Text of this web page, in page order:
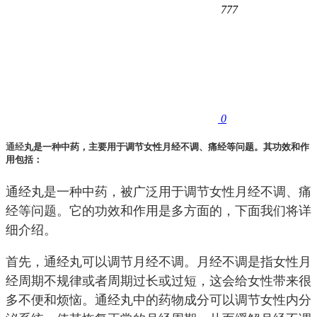
777
0
通经丸是一种中药，主要用于调节女性月经不调、痛经等问题。其功效和作
用包括：
通经丸是一种中药，被广泛用于调节女性月经不调、痛
经等问题。它的功效和作用是多方面的，下面我们将详
细介绍。
首先，通经丸可以调节月经不调。月经不调是指女性月
经周期不规律或者周期过长或过短，这会给女性带来很
多不便和烦恼。通经丸中的药物成分可以调节女性内分